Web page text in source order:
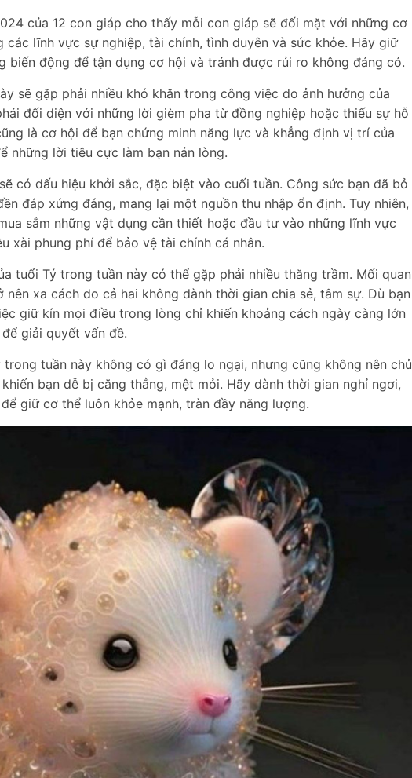
của 12 con giáp cho thấy mỗi con giáp sẽ đối mặt với những cơ
lĩnh vực sự nghiệp, tài chính, tình duyên và sức khỏe. Hãy giữ
biến động để tận dụng cơ hội và tránh được rủi ro không đáng có.
sẽ gặp phải nhiều khó khăn trong công việc do ảnh hưởng của
đối diện với những lời gièm pha từ đồng nghiệp hoặc thiếu sự hỗ
là cơ hội để bạn chứng minh năng lực và khẳng định vị trí của
những lời tiêu cực làm bạn nản lòng.
có dấu hiệu khởi sắc, đặc biệt vào cuối tuần. Công sức bạn đã bỏ
đáp xứng đáng, mang lại một nguồn thu nhập ổn định. Tuy nhiên,
sắm những vật dụng cần thiết hoặc đầu tư vào những lĩnh vực
xài phung phí để bảo vệ tài chính cá nhân.
tuổi Tý trong tuần này có thể gặp phải nhiều thăng trầm. Mối quan
xa cách do cả hai không dành thời gian chia sẻ, tâm sự. Dù bạn
giữ kín mọi điều trong lòng chỉ khiến khoảng cách ngày càng lớn
giải quyết vấn đề.
tuần này không có gì đáng lo ngại, nhưng cũng không nên chủ
bạn dễ bị căng thẳng, mệt mỏi. Hãy dành thời gian nghỉ ngơi,
giữ cơ thể luôn khỏe mạnh, tràn đầy năng lượng.